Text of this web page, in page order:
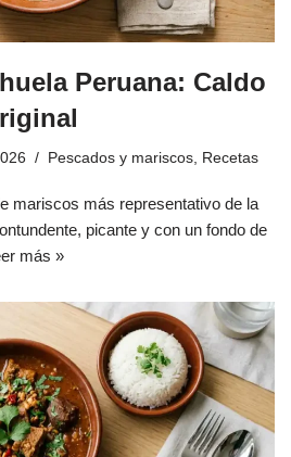
Peruana: Caldo
Pescados y mariscos, Recetas
mariscos más representativo de la
picante y con un fondo de
más »